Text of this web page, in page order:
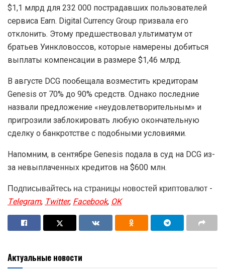
$1,1 млрд для 232 000 пострадавших пользователей
сервиса Earn. Digital Currency Group призвала его
отклонить. Этому предшествовал ультиматум от
братьев Уинкловоссов, которые намерены добиться
выплаты компенсации в размере $1,46 млрд.
В августе DCG пообещала возместить кредиторам
Genesis от 70% до 90% средств. Однако последние
назвали предложение «неудовлетворительным» и
пригрозили заблокировать любую окончательную
сделку о банкротстве с подобными условиями.
Напомним, в сентябре Genesis подала в суд на DCG из-
за невыплаченных кредитов на $600 млн.
Подписывайтесь на страницы новостей криптовалют -
Telegram, Twitter, Facebook, OK
Актуальные новости